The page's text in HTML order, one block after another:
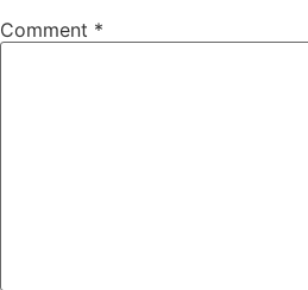
Comment *